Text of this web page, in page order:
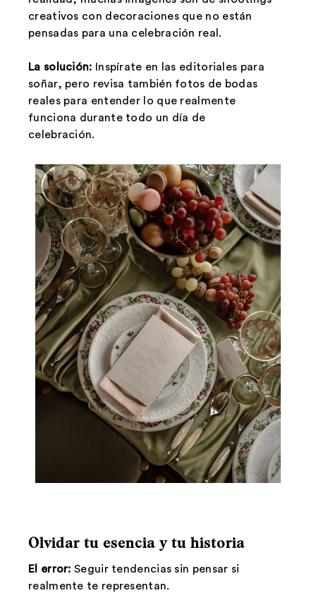
creativos con decoraciones que no están
pensadas para una celebración real.
La solución: Inspírate en las editoriales para
soñar, pero revisa también fotos de bodas
reales para entender lo que realmente
funciona durante todo un día de
celebración.
Olvidar tu esencia y tu historia
El error: Seguir tendencias sin pensar si
realmente te representan.